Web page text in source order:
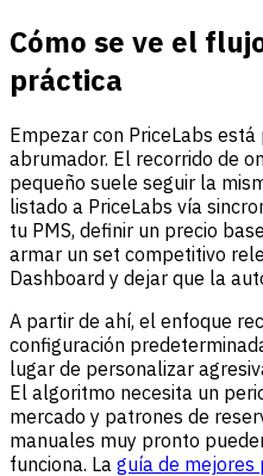
Cómo se ve el
práctica
Empezar con PriceLabs
abrumador. El recorrido de
pequeño suele seguir la
listado a PriceLabs vía
tu PMS, definir un precio
armar un set competitivo
Dashboard y dejar que la
A partir de ahí, el enfoque
configuración
lugar de personalizar
El algoritmo necesita un
mercado y patrones de
manuales muy pronto
funciona. La guía de mejores